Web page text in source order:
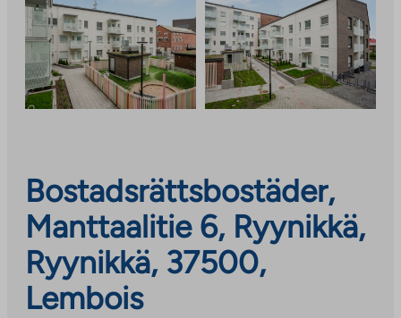
Bostadsrättsbostäder,
Manttaalitie 6, Ryynikkä,
Ryynikkä, 37500,
Lembois